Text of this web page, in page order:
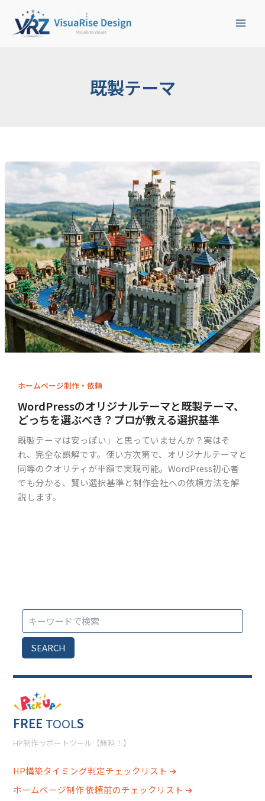
既製テーマ
ホームページ制作・依頼
WordPressのオリジナルテーマと既製テーマ、
どっちを選ぶべき？プロが教える選択基準
既製テーマは安っぽい」と思っていませんか？実はそ
れ、完全な誤解です。使い方次第で、オリジナルテーマと
同等のクオリティが半額で実現可能。WordPress初心者
でも分かる、賢い選択基準と制作会社への依頼方法を解
説します。
索
SEARCH
FREE TOOLS
HP制作サポートツール【無料！】
HP構築タイミング判定チェックリスト ➔
ホームページ制作 依頼前のチェックリスト ➔